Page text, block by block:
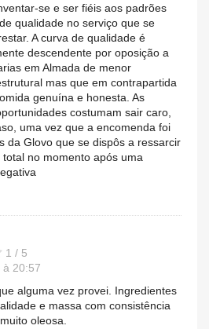
se e ser fiéis aos padrões
qualidade no serviço que se
A curva de qualidade é
descendente por oposição a
em Almada de menor
mas que em contrapartida
genuína e honesta. As
costumam sair caro,
uma vez que a encomenda foi
da Glovo que se dispôs a ressarcir
no momento após uma
1 / 5
à 20:57
alguma vez provei. Ingredientes
e massa com consistência
oleosa.